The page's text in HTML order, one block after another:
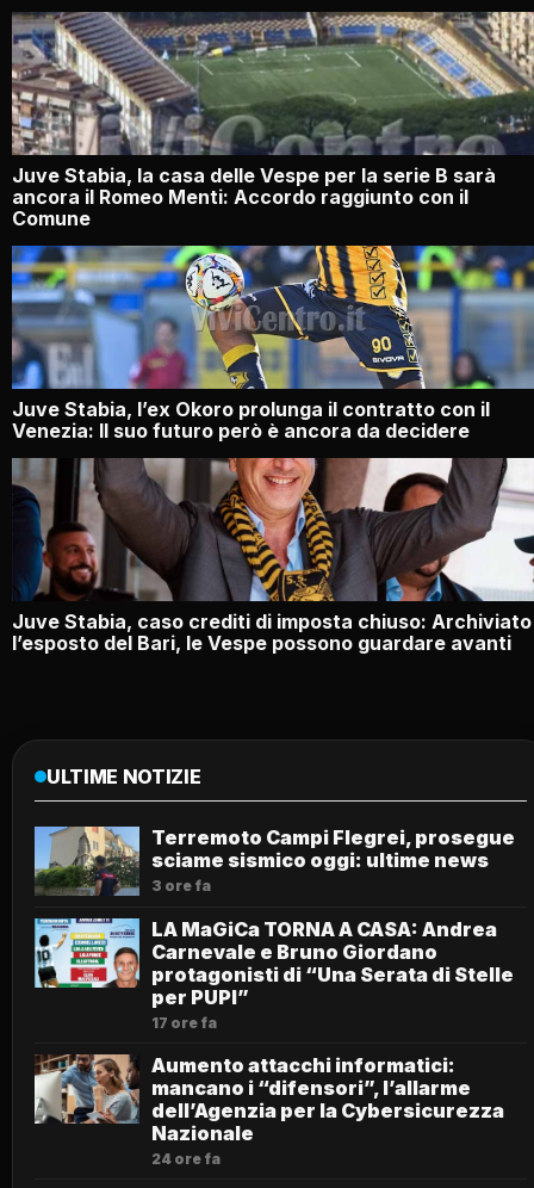
Juve Stabia, la casa delle Vespe per la serie B sarà
ancora il Romeo Menti: Accordo raggiunto con il
Comune
Juve Stabia, l’ex Okoro prolunga il contratto con il
Venezia: Il suo futuro però è ancora da decidere
Juve Stabia, caso crediti di imposta chiuso: Archiviato
l’esposto del Bari, le Vespe possono guardare avanti
ULTIME NOTIZIE
Terremoto Campi Flegrei, prosegue
sciame sismico oggi: ultime news
3 ore fa
LA MaGiCa TORNA A CASA: Andrea
Carnevale e Bruno Giordano
protagonisti di “Una Serata di Stelle
per PUPI”
17 ore fa
Aumento attacchi informatici:
mancano i “difensori”, l’allarme
dell’Agenzia per la Cybersicurezza
Nazionale
24 ore fa